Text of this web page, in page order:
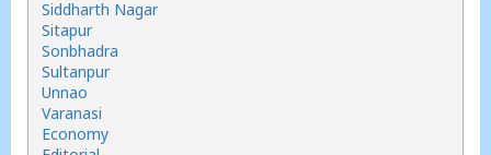
Siddharth Nagar
Sitapur
Sonbhadra
Sultanpur
Unnao
Varanasi
Economy